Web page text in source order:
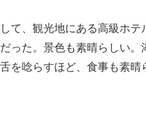
て、観光地にある高級ホテ
った。景色も素晴らしい。
を唸らすほど、食事も素晴